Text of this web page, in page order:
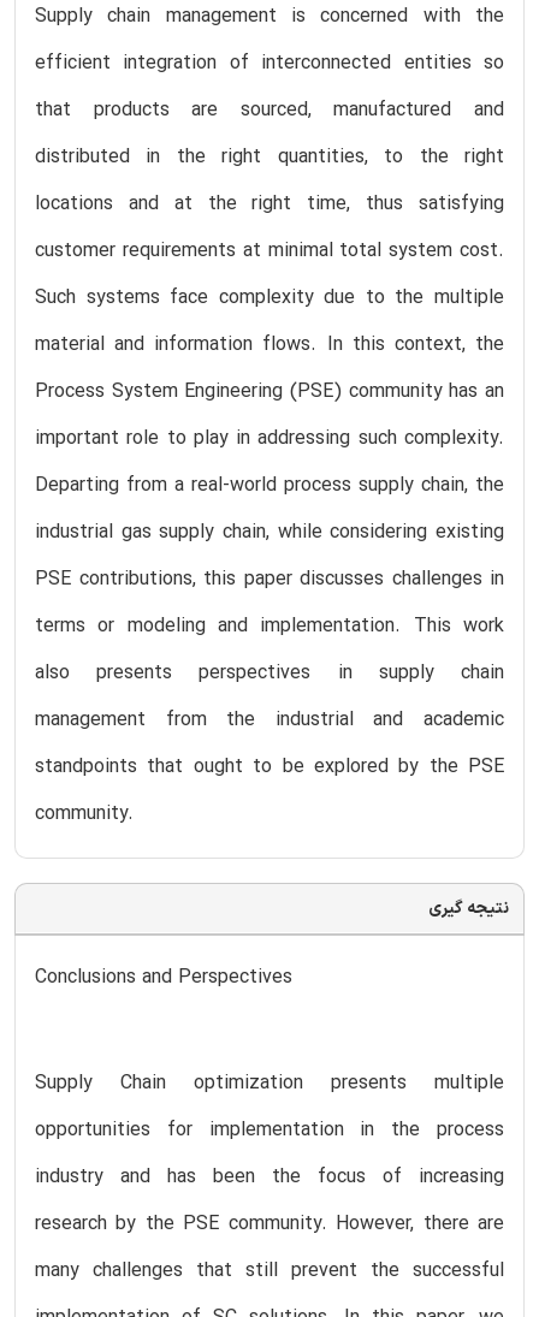
Supply chain management is concerned with the
efficient integration of interconnected entities so
that products are sourced, manufactured and
distributed in the right quantities, to the right
locations and at the right time, thus satisfying
customer requirements at minimal total system cost.
Such systems face complexity due to the multiple
material and information flows. In this context, the
Process System Engineering (PSE) community has an
important role to play in addressing such complexity.
Departing from a real-world process supply chain, the
industrial gas supply chain, while considering existing
PSE contributions, this paper discusses challenges in
terms or modeling and implementation. This work
also presents perspectives in supply chain
management from the industrial and academic
standpoints that ought to be explored by the PSE
community.
نتیجه گیری
Conclusions and Perspectives
Supply Chain optimization presents multiple
opportunities for implementation in the process
industry and has been the focus of increasing
research by the PSE community. However, there are
many challenges that still prevent the successful